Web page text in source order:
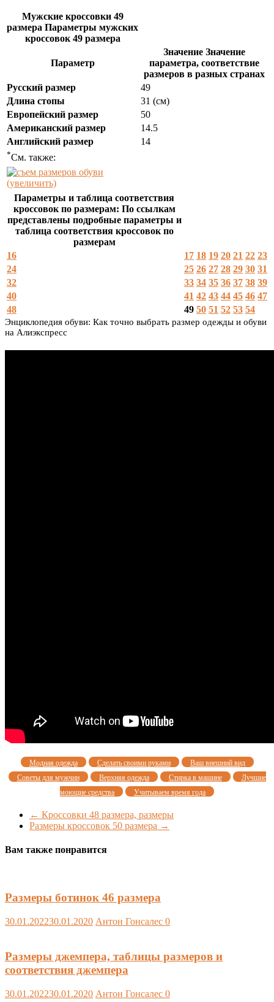
Мужские кроссовки 49
размера Параметры мужских
кроссовок 49 размера
Параметр
Значение Значение
параметра, соответствие
размеров в разных странах
Русский размер
49
Длина стопы
31 (см)
Европейский размер
50
Американский размер
14.5
Английский размер
14
*См. также:
(увеличить)
Параметры и таблица соответствия
кроссовок по размерам: По ссылкам
представлены подробные параметры и
таблица соответствия кроссовок по
размерам
16
17 18 19 20 21 22 23
24
25 26 27 28 29 30 31
32
33 34 35 36 37 38 39
40
41 42 43 44 45 46 47
48
49 50 51 52 53 54
Энциклопедия обуви: Как точно выбрать размер одежды и обуви
на Алиэкспресс
Модная одежда Сделать своими руками
Ваш внешний вид
Советы для мужчин
Верхняя одежда Стирка в машине
Лучшие
моющие средства
Учитываем время года
← Кроссовки 48 размера, размеры
Размеры кроссовок 50 размера →
Вам также понравится
Размеры ботинок 46 размера
30.01.202230.01.2020 Антон Гонсалес 0
Размеры джемпера, таблицы размеров и
соответствия джемпера
30.01.202230.01.2020 Антон Гонсалес 0